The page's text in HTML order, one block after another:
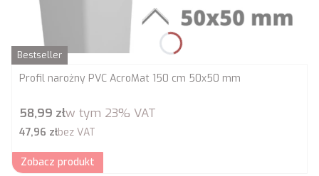
Bestseller
Profil narożny PVC AcroMat 150 cm 50x50 mm
Cena brutto
58,99 złw tym 23% VAT
Cena netto
47,96 złbez VAT
Zobacz produkt